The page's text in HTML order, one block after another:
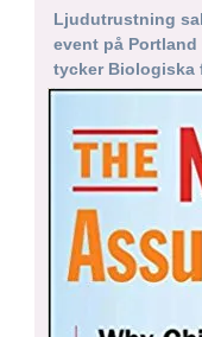
Ljudutrustning
event på
tycker Biologiska